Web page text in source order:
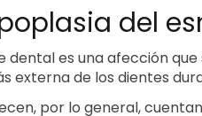
del
dental es una afección
externa de los dientes
por lo general,